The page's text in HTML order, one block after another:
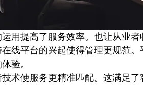
用提高了服务效率。也让从业
线平台的兴起使得管理更规范
验。
术使服务更精准匹配。这满足